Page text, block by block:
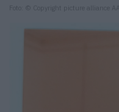
Foto: © Copyright picture alliance AA